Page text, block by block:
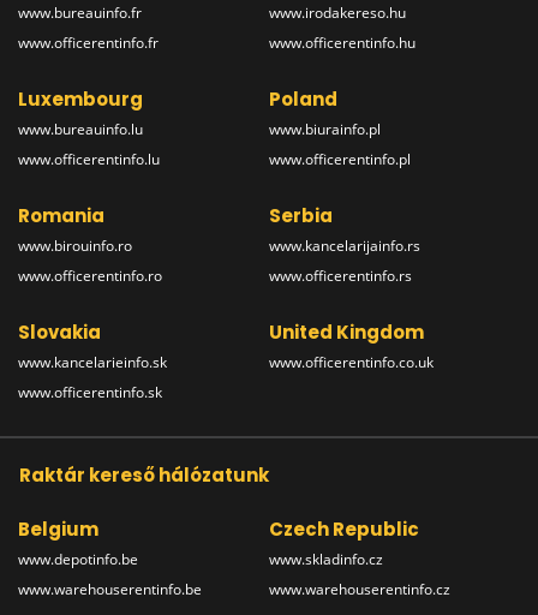
www.bureauinfo.fr
www.officerentinfo.fr
www.irodakereso.hu
www.officerentinfo.hu
Luxembourg
www.bureauinfo.lu
www.officerentinfo.lu
Poland
www.biurainfo.pl
www.officerentinfo.pl
Romania
www.birouinfo.ro
www.officerentinfo.ro
Serbia
www.kancelarijainfo.rs
www.officerentinfo.rs
Slovakia
www.kancelarieinfo.sk
www.officerentinfo.sk
United Kingdom
www.officerentinfo.co.uk
Raktár kereső hálózatunk
Belgium
www.depotinfo.be
www.warehouserentinfo.be
Czech Republic
www.skladinfo.cz
www.warehouserentinfo.cz